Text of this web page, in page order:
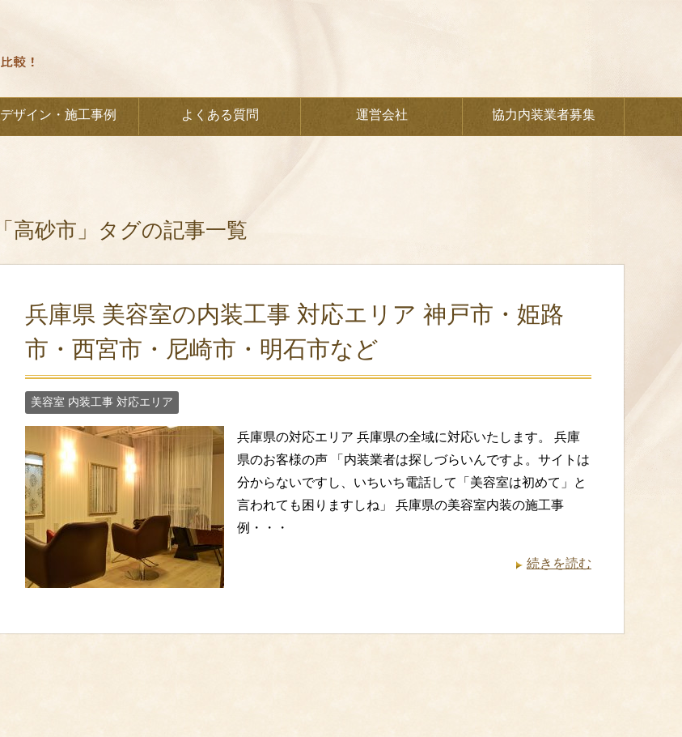
デザイン・施工事例 よくある質問 運営会社 協力内装業者募集
「高砂市」タグの記事一覧
兵庫県 美容室の内装工事 対応エリア 神戸市・姫路
市・西宮市・尼崎市・明石市など
美容室 内装工事 対応エリア
兵庫県の対応エリア 兵庫県の全域に対応いたします。 兵庫
県のお客様の声 「内装業者は探しづらいんですよ。サイトは
分からないですし、いちいち電話して「美容室は初めて」と
言われても困りますしね」 兵庫県の美容室内装の施工事
例・・・
続きを読む